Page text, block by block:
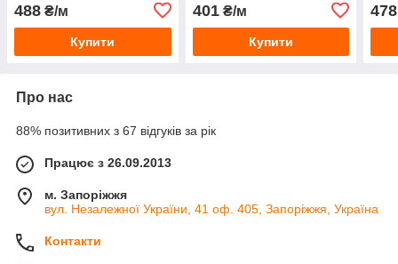
80х80х5 мм АД31Т
488 ₴/м
Купити
401₴/м
Купити
478
Про нас
88% позитивних з 67 відгуків за рік
Працює з 26.09.2013
м. Запоріжжя
вул. Незалежної України, 41 оф. 405, Запоріжжя, Україна
Контакти